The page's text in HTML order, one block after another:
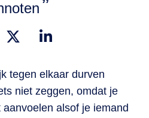
tegen elkaar durven
niet zeggen, omdat je
alsof je iemand